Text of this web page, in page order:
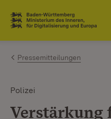
Zum Inhalt springen
Link zur Startseite
Pressemitteilungen
Polizei
Verstärkung